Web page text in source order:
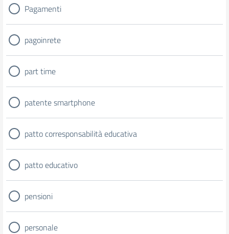
Pagamenti
pagoinrete
part time
patente smartphone
patto corresponsabilità educativa
patto educativo
pensioni
personale